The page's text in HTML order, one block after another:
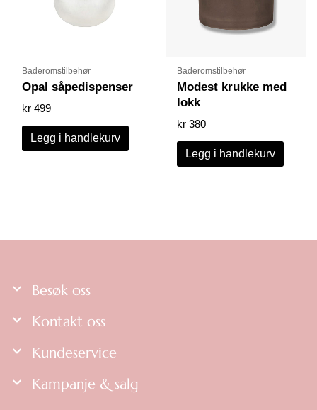
Baderomstilbehør
Opal såpedispenser
kr 499
Legg i handlekurv
Baderomstilbehør
Modest krukke med
lokk
kr 380
Legg i handlekurv
Besøk oss
Kontakt oss
Kundeservice
Kampanje & salg